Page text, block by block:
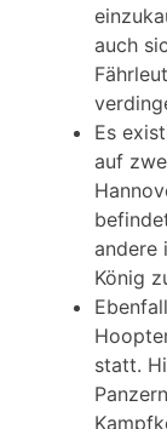
auch
Es
auf
andere
König
statt.